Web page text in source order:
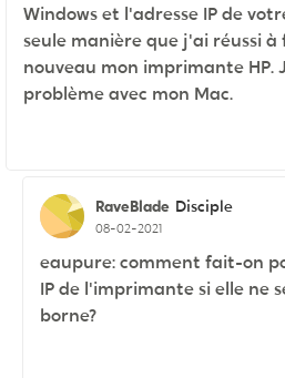
Windows et l'adresse IP de
seule manière que j'ai réussi
nouveau mon imprimante HP.
problème avec mon Mac.
RaveBlade Disciple
08-02-2021
eaupure: comment fait-on
IP de l'imprimante si elle ne
borne?